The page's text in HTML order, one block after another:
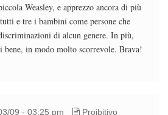
Weasley, e apprezzo ancora di più
e tre i bambini come persone che
di alcun genere. In più,
bene, in modo molto scorrevole. Brava!
09 - 03:25 pm Proibitivo